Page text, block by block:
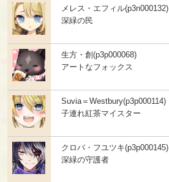
メレス・エフィル(p3n000132)
深緑の民
生方・創(p3p000068)
アートなフォックス
Suvia＝Westbury(p3p000114)
子連れ紅茶マイスター
クロバ・フユツキ(p3p000145)
深緑の守護者